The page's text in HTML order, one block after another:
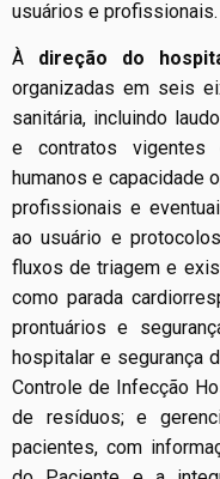
usuários e profissionais.
À direção do
organizadas em seis
sanitária, incluindo
e contratos vigentes
humanos e capacidade
profissionais e
ao usuário e
fluxos de triagem e
como parada
prontuários e
hospitalar e segurança
Controle de Infecção
de resíduos; e
pacientes, com